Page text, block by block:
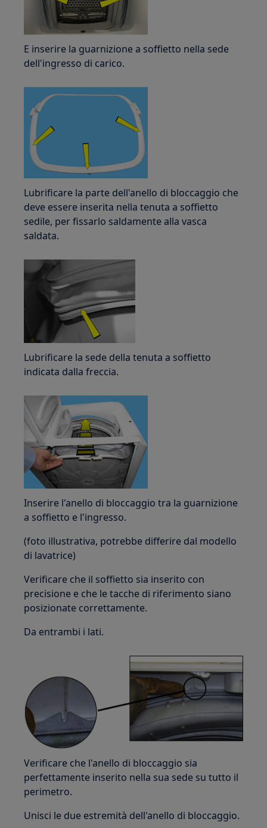
E inserire la guarnizione a soffietto nella sede
dell'ingresso di carico.
Lubrificare la parte dell'anello di bloccaggio che
deve essere inserita nella tenuta a soffietto
sedile, per fissarlo saldamente alla vasca
saldata.
Lubrificare la sede della tenuta a soffietto
indicata dalla freccia.
Inserire l'anello di bloccaggio tra la guarnizione
a soffietto e l'ingresso.
(foto illustrativa, potrebbe differire dal modello
di lavatrice)
Verificare che il soffietto sia inserito con
precisione e che le tacche di riferimento siano
posizionate correttamente.
Da entrambi i lati.
Verificare che l'anello di bloccaggio sia
perfettamente inserito nella sua sede su tutto il
perimetro.
Unisci le due estremità dell'anello di bloccaggio.